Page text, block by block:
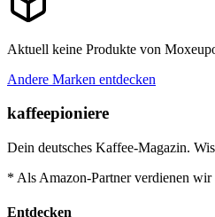
Aktuell keine Produkte von
Andere Marken entdecken
kaffeepioniere
Dein deutsches Kaffee-Magazin.
* Als Amazon-Partner verdienen
Entdecken